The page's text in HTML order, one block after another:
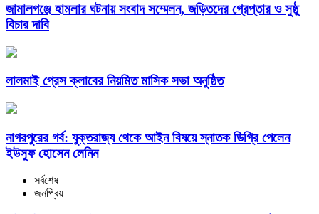
জামালগঞ্জে হামলার ঘটনায় সংবাদ সম্মেলন, জড়িতদের গ্রেপ্তার ও সুষ্ঠু
বিচার দাবি
লালমাই প্রেস ক্লাবের নিয়মিত মাসিক সভা অনুষ্ঠিত
নাগরপুরের গর্ব: যুক্তরাজ্য থেকে আইন বিষয়ে স্নাতক ডিগ্রি পেলেন
ইউসুফ হোসেন লেনিন
সর্বশেষ
জনপ্রিয়